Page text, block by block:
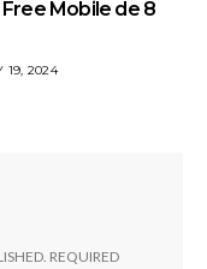
Mobile de 8
19, 2024
REQUIRED